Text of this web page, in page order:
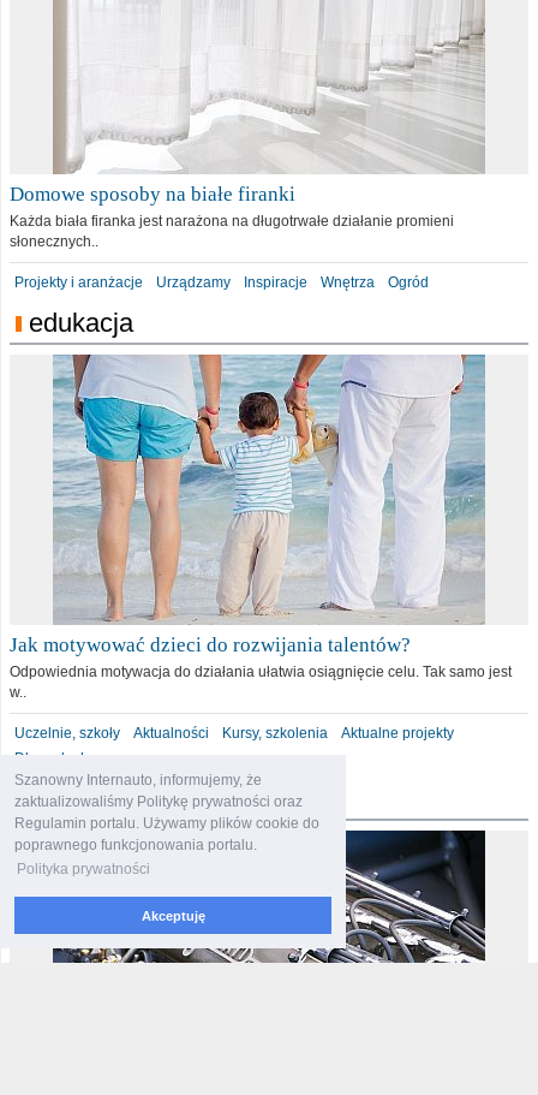
Szanowny Internauto, informujemy, że
zaktualizowaliśmy Politykę prywatności oraz
Regulamin portalu. Używamy plików cookie do
poprawnego funkcjonowania portalu.
Polityka prywatności
Akceptuję
Domowe sposoby na białe firanki
Każda biała firanka jest narażona na długotrwałe działanie promieni
słonecznych..
Projekty i aranżacje Urządzamy Inspiracje Wnętrza Ogród
edukacja
Jak motywować dzieci do rozwijania talentów?
Odpowiednia motywacja do działania ułatwia osiągnięcie celu. Tak samo jest
w..
Uczelnie, szkoły Aktualności Kursy, szkolenia
Aktualne projekty
Dla malucha
motoryzacja